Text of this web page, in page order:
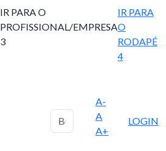
IR PARA O
PROFISSIONAL/EMPRESA
3
IR PARA
O
RODAPÉ
4
A-
A
A+
LOGIN